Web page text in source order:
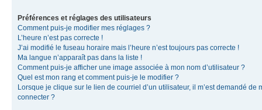
Préférences et réglages des utilisateurs
Comment puis-je modifier mes réglages ?
L’heure n’est pas correcte !
J’ai modifié le fuseau horaire mais l’heure n’est toujours pas correcte !
Ma langue n’apparaît pas dans la liste !
Comment puis-je afficher une image associée à mon nom d’utilisateur ?
Quel est mon rang et comment puis-je le modifier ?
Lorsque je clique sur le lien de courriel d’un utilisateur, il m’est demandé de
connecter ?